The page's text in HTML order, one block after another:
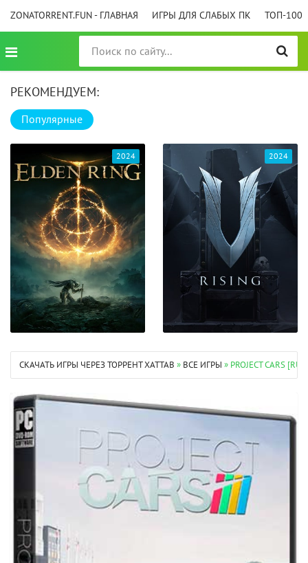
ZONATORRENT.FUN - ГЛАВНАЯ ИГРЫ ДЛЯ СЛАБЫХ ПК ТОП-100
РЕКОМЕНДУЕМ:
Популярные
2024 2024
СКАЧАТЬ ИГРЫ ЧЕРЕЗ ТОРРЕНТ XATTAB » ВСЕ ИГРЫ » PROJECT CARS